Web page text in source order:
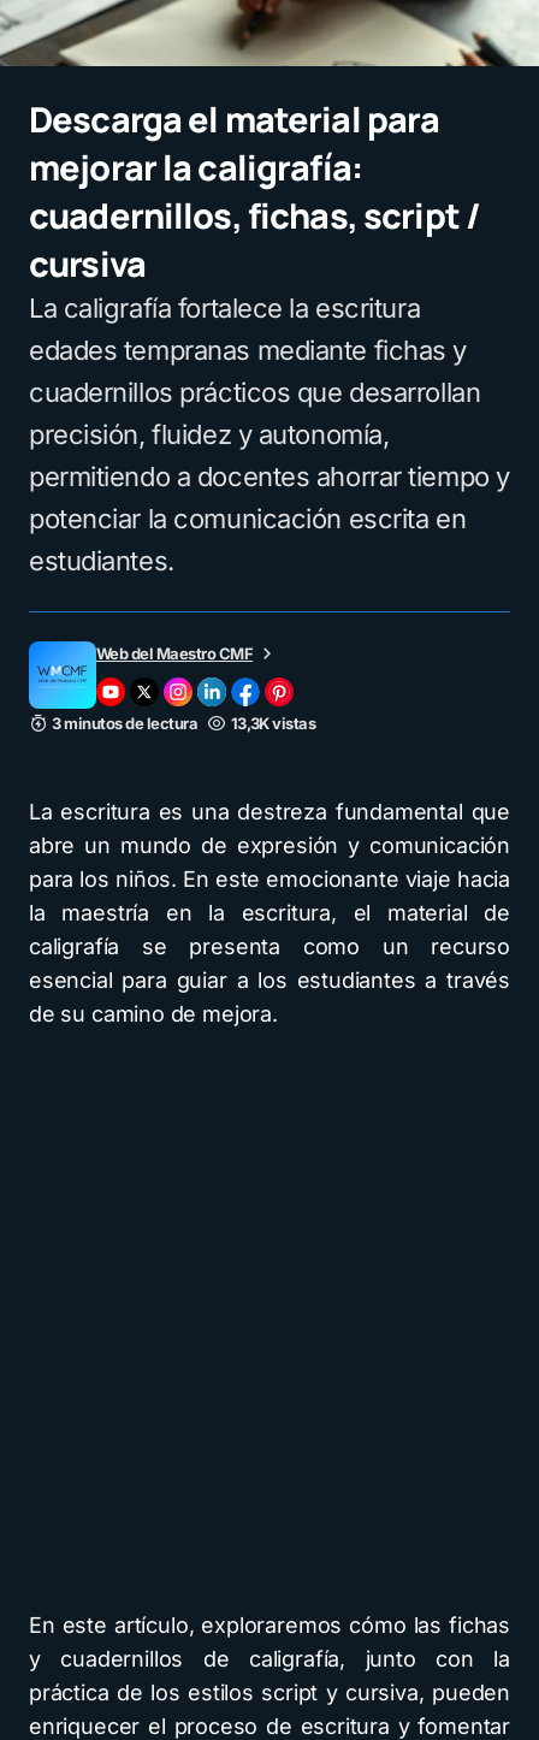
Descarga el material para
mejorar la caligrafía:
cuadernillos, fichas, script /
cursiva
La caligrafía fortalece la escritura
edades tempranas mediante fichas y
cuadernillos prácticos que desarrollan
precisión, fluidez y autonomía,
permitiendo a docentes ahorrar tiempo y
potenciar la comunicación escrita en
estudiantes.
Web del Maestro CMF
3 minutos de lectura 13,3K vistas
La escritura es una destreza fundamental que
abre un mundo de expresión y comunicación
para los niños. En este emocionante viaje hacia
la maestría en la escritura, el material de
caligrafía se presenta como un recurso
esencial para guiar a los estudiantes a través
de su camino de mejora.
En este artículo, exploraremos cómo las fichas
y cuadernillos de caligrafía, junto con la
práctica de los estilos script y cursiva, pueden
enriquecer el proceso de escritura y fomentar